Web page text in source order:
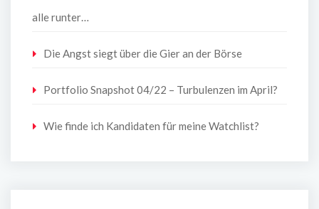
alle runter…
Die Angst siegt über die Gier an der Börse
Portfolio Snapshot 04/22 – Turbulenzen im April?
Wie finde ich Kandidaten für meine Watchlist?